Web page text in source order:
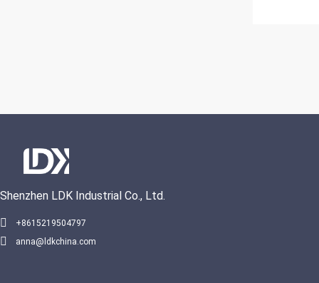
Shenzhen LDK Industrial Co., Ltd.
+8615219504797
anna@ldkchina.com